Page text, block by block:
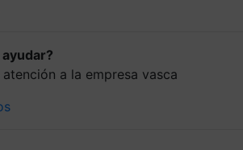
a la empresa vasca